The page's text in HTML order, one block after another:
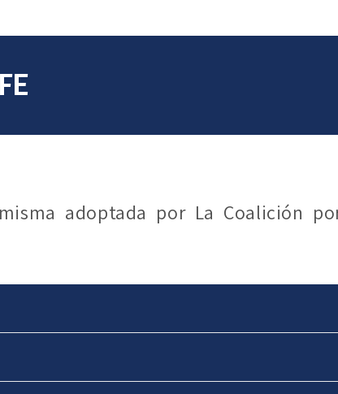
adoptada por La Coalición